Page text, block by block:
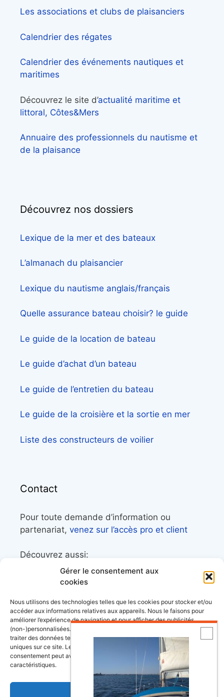
Gérer le consentement aux
cookies
Nous utilisons des technologies telles que les cookies pour stocker et/ou
accéder aux informations relatives aux appareils. Nous le faisons pour
améliorer l’expérience de navigation et pour afficher des publicités
(non-)personnalisées. Consentir à ces technologies nous autorisera à
traiter des données telles que le comportement de navigation ou les ID
uniques sur ce site. Le fait de ne pas consentir ou de retirer son
consentement peut avoir un effet négatif sur certaines fonctonnalités et
caractéristiques.
Accepter
Les associations et clubs de plaisanciers
Calendrier des régates
Calendrier des événements nautiques et
maritimes
Découvrez le site d’actualité maritime et
littoral, Côtes&Mers
Annuaire des professionnels du nautisme et
de la plaisance
Découvrez nos dossiers
Lexique de la mer et des bateaux
L’almanach du plaisancier
Lexique du nautisme anglais/français
Quelle assurance bateau choisir? le guide
Le guide de la location de bateau
Le guide d’achat d’un bateau
Le guide de l’entretien du bateau
Le guide de la croisière et la sortie en mer
Liste des constructeurs de voilier
Contact
Pour toute demande d’information ou
partenariat, venez sur l’accès pro et client
Découvrez aussi:
Côtes&Mers, le magazine du littoral et sa
Mers&Montagnes, Equipement outdoor pour
le trek et le raid nautique
BoatingAds, le site d’annonces bateaux
européen